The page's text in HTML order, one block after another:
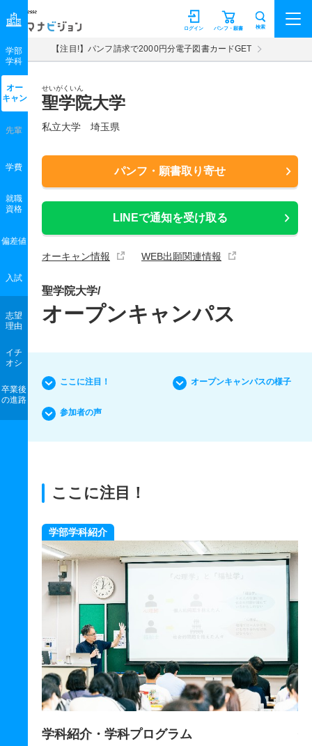
マナビジョン パンフ・願書
ログイン 検索
【注目!】パンフ請求で2000円分電子図書カードGET
せいがくいん
聖学院大学
私立大学 埼玉県
パンフ・願書取り寄せ
LINEで通知を受け取る
オーキャン情報 WEB出願関連情報
学部
学科
オー
キャン
先輩
学費
就職
資格
偏差値
入試
志望
理由
イチ
オシ
卒業後
の進路
聖学院大学/
オープンキャンパス
ここに注目！ オープンキャンパスの様子
参加者の声
ここに注目！
個別相談（各学科、総合相談、